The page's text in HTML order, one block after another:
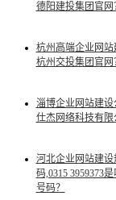
德阳建投集团官网
杭州高端企业网站
杭州交投集团官网
淄博企业网站建设
仕杰网络科技有限
河北企业网站建设
码,0315 3959373
号码？